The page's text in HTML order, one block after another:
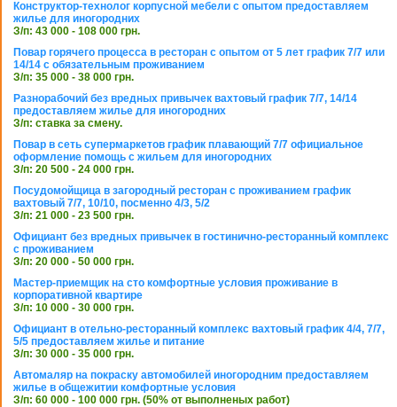
Конструктор-технолог корпусной мебели с опытом предоставляем
жилье для иногородних
З/п: 43 000 - 108 000 грн.
Повар горячего процесса в ресторан с опытом от 5 лет график 7/7 или
14/14 с обязательным проживанием
З/п: 35 000 - 38 000 грн.
Разнорабочий без вредных привычек вахтовый график 7/7, 14/14
предоставляем жилье для иногородних
З/п: ставка за смену.
Повар в сеть супермаркетов график плавающий 7/7 официальное
оформление помощь с жильем для иногородних
З/п: 20 500 - 24 000 грн.
Посудомойщица в загородный ресторан с проживанием график
вахтовый 7/7, 10/10, посменно 4/3, 5/2
З/п: 21 000 - 23 500 грн.
Официант без вредных привычек в гостинично-ресторанный комплекс
с проживанием
З/п: 20 000 - 50 000 грн.
Мастер-приемщик на сто комфортные условия проживание в
корпоративной квартире
З/п: 10 000 - 30 000 грн.
Официант в отельно-ресторанный комплекс вахтовый график 4/4, 7/7,
5/5 предоставляем жилье и питание
З/п: 30 000 - 35 000 грн.
Автомаляр на покраску автомобилей иногородним предоставляем
жилье в общежитии комфортные условия
З/п: 60 000 - 100 000 грн. (50% от выполненых работ)